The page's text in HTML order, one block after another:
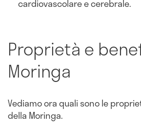
cardiovascolare e cerebrale.
Proprietà e
Moringa
Vediamo ora quali sono le
della Moringa.